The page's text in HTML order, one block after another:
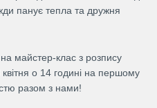
панує тепла та дружня
майстер-клас з розпису
о 14 годині на першому
разом з нами!